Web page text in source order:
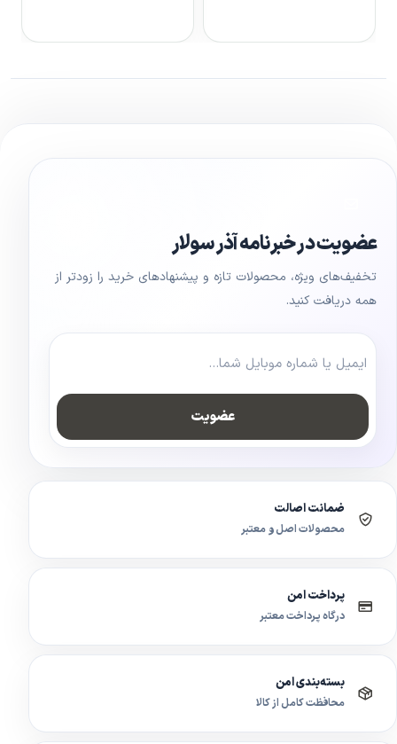
عضویت در خبرنامه آذر سولار
تخفیف‌های ویژه، محصولات تازه و پیشنهادهای خرید را زودتر از
همه دریافت کنید.
عضویت
ضمانت اصالت
محصولات اصل و معتبر
پرداخت امن
درگاه پرداخت معتبر
بسته‌بندی امن
محافظت کامل از کالا